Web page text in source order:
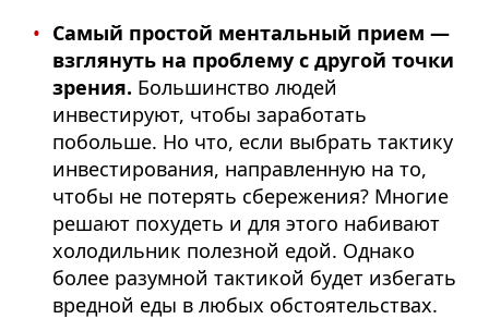
Самый простой ментальный прием —
взглянуть на проблему с другой точки
зрения. Большинство людей
инвестируют, чтобы заработать
побольше. Но что, если выбрать тактику
инвестирования, направленную на то,
чтобы не потерять сбережения? Многие
решают похудеть и для этого набивают
холодильник полезной едой. Однако
более разумной тактикой будет избегать
вредной еды в любых обстоятельствах.